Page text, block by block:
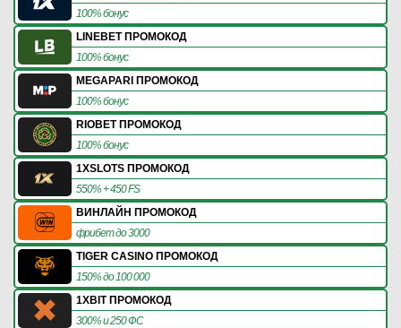
100% бонус
LINEBET ПРОМОКОД
100% бонус
MEGAPARI ПРОМОКОД
100% бонус
RIOBET ПРОМОКОД
100% бонус
1XSLOTS ПРОМОКОД
550% + 450 FS
ВИНЛАЙН ПРОМОКОД
фрибет до 3000
TIGER CASINO ПРОМОКОД
150% до 100 000
1XBIT ПРОМОКОД
300% и 250 ФС